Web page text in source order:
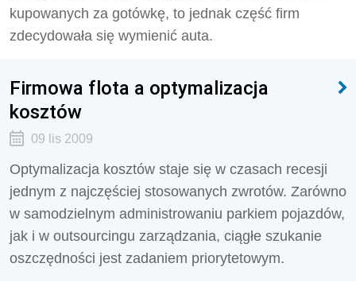
kupowanych za gotówkę, to jednak część firm
zdecydowała się wymienić auta.
Firmowa flota a optymalizacja
kosztów
09 lis 2009
Optymalizacja kosztów staje się w czasach recesji
jednym z najczęściej stosowanych zwrotów. Zarówno
w samodzielnym administrowaniu parkiem pojazdów,
jak i w outsourcingu zarządzania, ciągłe szukanie
oszczędności jest zadaniem priorytetowym.